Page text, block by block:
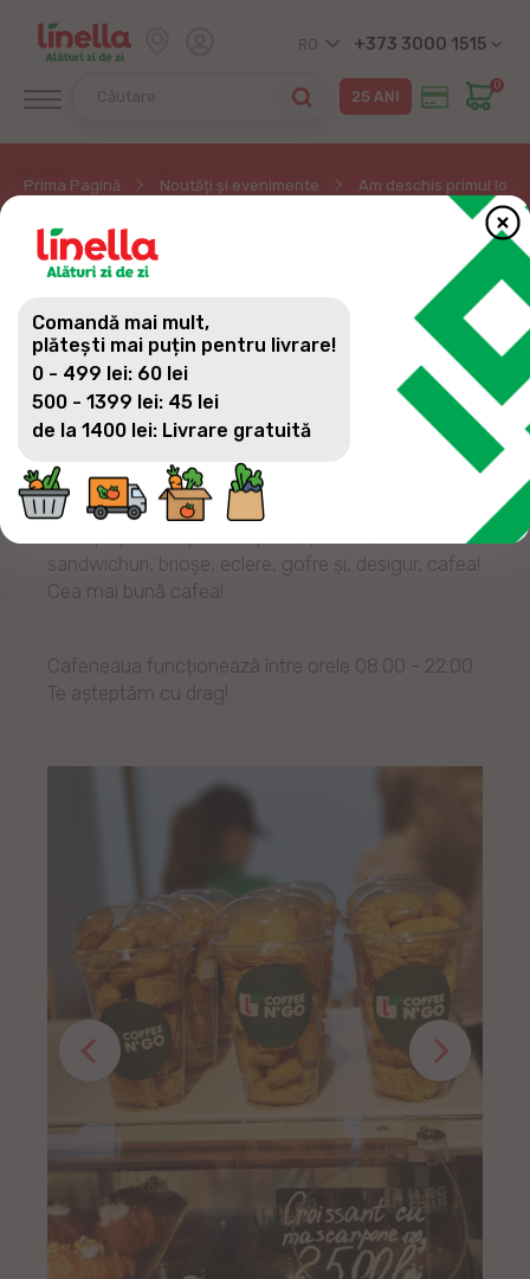
RO +373 3000 1515
0
Prima Pagină Noutăți și evenimente Am deschis primul local
AM DESCHIS PRIMUL
COFFEE N'GO - locul de unde poți lua la pachet
În incinta magazinului Linella de pe str. Mircea cel
Bătrân 6 s-a deschis cafeneaua COFFEE N'GO de
unde poți lua de pachet: pizza, plăcine, croissante,
sandwichuri, brioșe, eclere, gofre și, desigur, cafea!
Cea mai bună cafea!
Cafeneaua funcționează între orele 08:00 - 22:00.
Te așteptăm cu drag!
Comandă mai mult,
plătești mai puțin pentru livrare!
0 - 499 lei: 60 lei
500 - 1399 lei: 45 lei
de la 1400 lei: Livrare gratuită